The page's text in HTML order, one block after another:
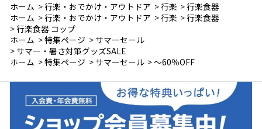
ホーム >行楽・おでかけ・アウトドア >行楽 >行楽食器
ホーム >行楽・おでかけ・アウトドア >行楽 >行楽食器
>行楽食器 コップ
ホーム >特集ページ > サマーセール
> サマー・暑さ対策グッズSALE
ホーム >特集ページ > サマーセール >～60％OFF